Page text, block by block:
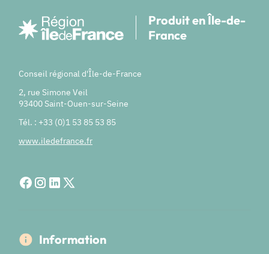
Produit en Île-de-
France
Conseil régional d'Île-de-France
2, rue Simone Veil
93400 Saint-Ouen-sur-Seine
Tél. : +33 (0)1 53 85 53 85
www.iledefrance.fr
Information